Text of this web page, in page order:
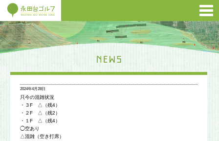
2024年4月28日
只今の混雑状況
・３F △（残4）
・２F △（残2）
・１F △（残4）
◯空あり
△混雑（空き打席）